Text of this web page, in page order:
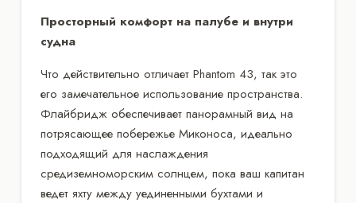
Просторный комфорт на палубе и внутри
судна
Что действительно отличает Phantom 43, так это
его замечательное использование пространства.
Флайбридж обеспечивает панорамный вид на
потрясающее побережье Миконоса, идеально
подходящий для наслаждения
средиземноморским солнцем, пока ваш капитан
ведет яхту между уединенными бухтами и